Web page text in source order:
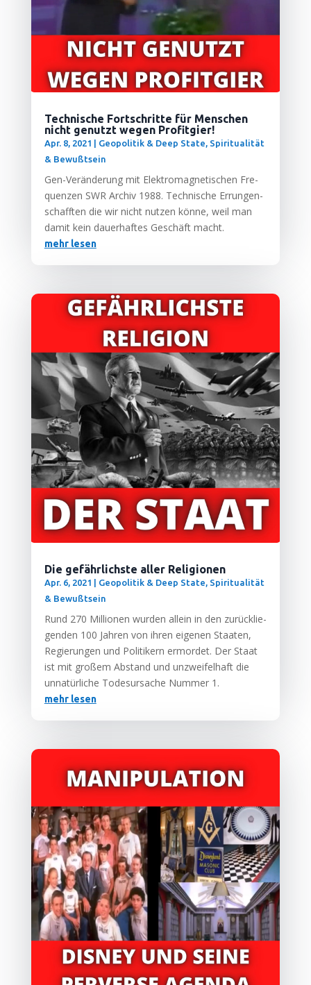
Technische Fortschritte für Menschen
nicht genutzt wegen Profitgier!
Apr. 8, 2021 | Geopolitik & Deep State Spiritualität
& Bewußtsein
Gen-Ver­än­de­rung mit Elek­tro­ma­gne­ti­schen Fre­
quen­zen SWR Archiv 1988. Tech­ni­sche Errun­gen­
schaff­ten die wir nicht nut­zen kön­ne, weil man
damit kein dau­er­haf­tes Geschäft macht.
mehr lesen
Die gefährlichste aller Religionen
Apr. 6, 2021 Geopolitik & Deep State, Spiritualität
& Bewußtsein
Rund 270 Mil­lio­nen wur­den allein in den zurück­lie­
gen­den 100 Jah­ren von ihren eige­nen Staa­ten,
Regie­run­gen und Poli­ti­kern ermor­det. Der Staat
ist mit gro­ßem Abstand und unzwei­fel­haft die
unna­tür­li­che Todes­ur­sa­che Num­mer 1.
mehr lesen